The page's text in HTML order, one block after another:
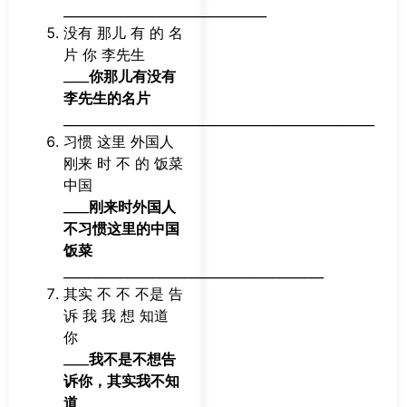
没有 那儿 有 的 名
片 你 李先生
你那儿有没有
李先生的名片
习惯 这里 外国人
刚来 时 不 的 饭菜
中国
刚来时外国人
不习惯这里的中国
饭菜
其实 不 不 不是 告
诉 我 我 想 知道
你
我不是不想告
诉你，其实我不知
道